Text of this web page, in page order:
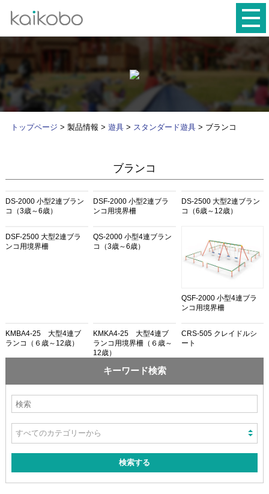
トップページ > 製品情報 > 遊具> スタンダード遊具> ブランコ
ブランコ
キーワード検索
DS-2000 小型2連ブラン
コ（3歳～6歳）
DSF-2000 小型2連ブラ
ンコ用境界柵
DS-2500 大型2連ブラン
コ（6歳～12歳）
DSF-2500 大型2連ブラ
ンコ用境界柵
QS-2000 小型4連ブラン
コ（3歳～6歳）
QSF-2000 小型4連ブラ
ンコ用境界柵
KMBA4-25 大型4連ブ
ランコ（６歳～12歳）
KMKA4-25 大型4連ブ
ランコ用境界柵（６歳～
12歳）
CRS-505 クレイドルシ
ート